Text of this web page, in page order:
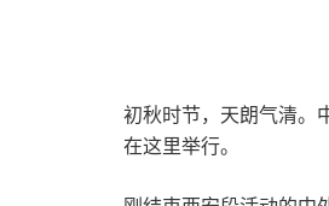
初秋时节，天朗气清。
在这里举行。